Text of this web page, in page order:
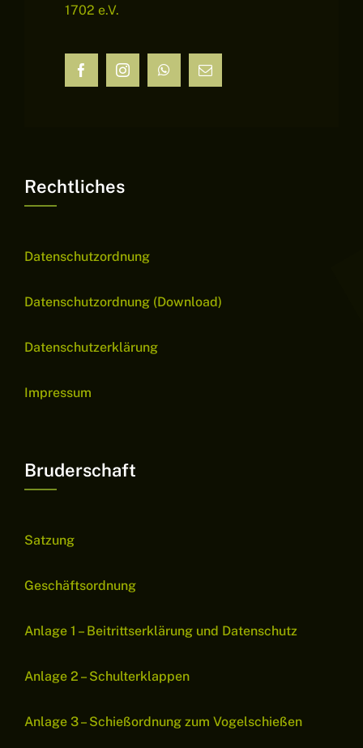
1702 e.V.
Rechtliches
Datenschutzordnung
Datenschutzordnung (Download)
Datenschutzerklärung
Impressum
Bruderschaft
Satzung
Geschäftsordnung
Anlage 1 – Beitrittserklärung und Datenschutz
Anlage 2 – Schulterklappen
Anlage 3 – Schießordnung zum Vogelschießen